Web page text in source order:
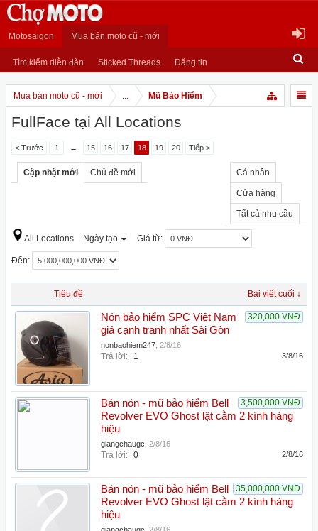
Motosaigon Mua bán moto cũ - mới
Tìm kiếm diễn đàn Sticked Threads Đăng tin
Mua bán moto cũ - mới ... Mũ Bảo Hiểm
FullFace tại All Locations
< Trước 1 ← 15 16 17 18 19 20 Tiếp >
Cập nhật mới Chủ đề mới Cá nhân
Cửa hàng
Tất cả nhu cầu
All Locations Ngày tạo Giá từ:
Đến:
Tiêu đề Bài viết cuối ↓
320,000 VNĐ
Nón bảo hiểm SPC Việt Nam
giá cạnh tranh nhất Sài Gòn
nonbaohiem247 2/8/16
Trả lời: 1 3/8/16
3,500,000 VNĐ
Bán nón - mũ bảo hiểm Bell
Revolver EVO Ghost lật cằm 2 kính hàng
hiệu
giangchaugc 2/8/16
Trả lời: 0 2/8/16
35,000,000 VNĐ
Bán nón - mũ bảo hiểm Bell
Revolver EVO Ghost lật cằm 2 kính hàng
hiệu